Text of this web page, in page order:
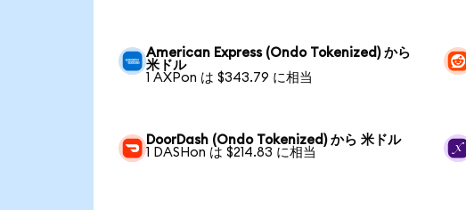
American Express (Ondo Tokenized) から
米ドル
1 AXPon は $343.79 に相当
DoorDash (Ondo Tokenized) から 米ドル
1 DASHon は $214.83 に相当